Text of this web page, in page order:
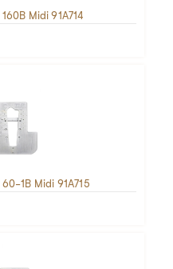
Midi 91A714
1B Midi 91A715